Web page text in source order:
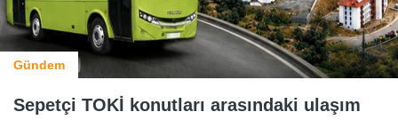
Gündem
Sepetçi TOKİ konutları arasındaki ulaşım